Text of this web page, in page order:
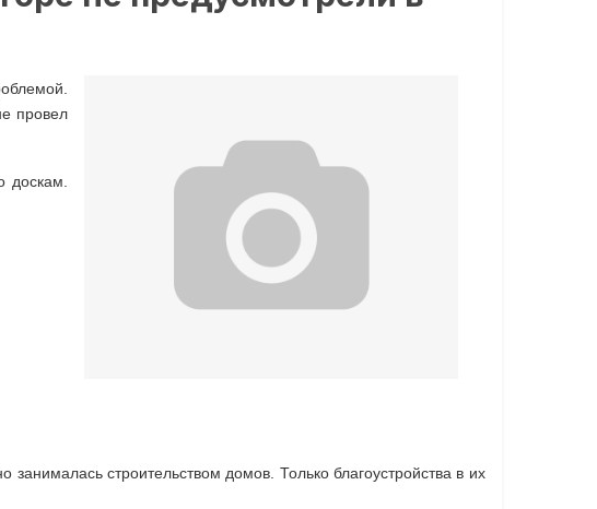
провел
доскам.
строительством домов. Только благоустройства в их